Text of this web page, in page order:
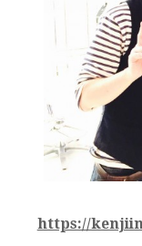
https://